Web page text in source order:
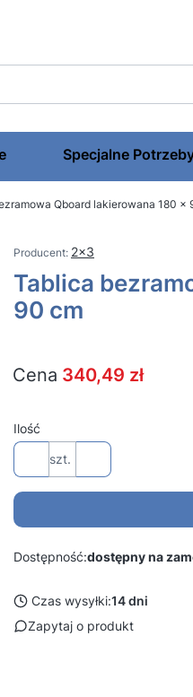
Specjalne
Qboard lakierowana 180 x
2x3
Tablica
90 cm
Cena 340,49 zł
Ilość
szt.
Dostępność:dostępny na
Czas wysyłki:14 dni
Zapytaj o produkt